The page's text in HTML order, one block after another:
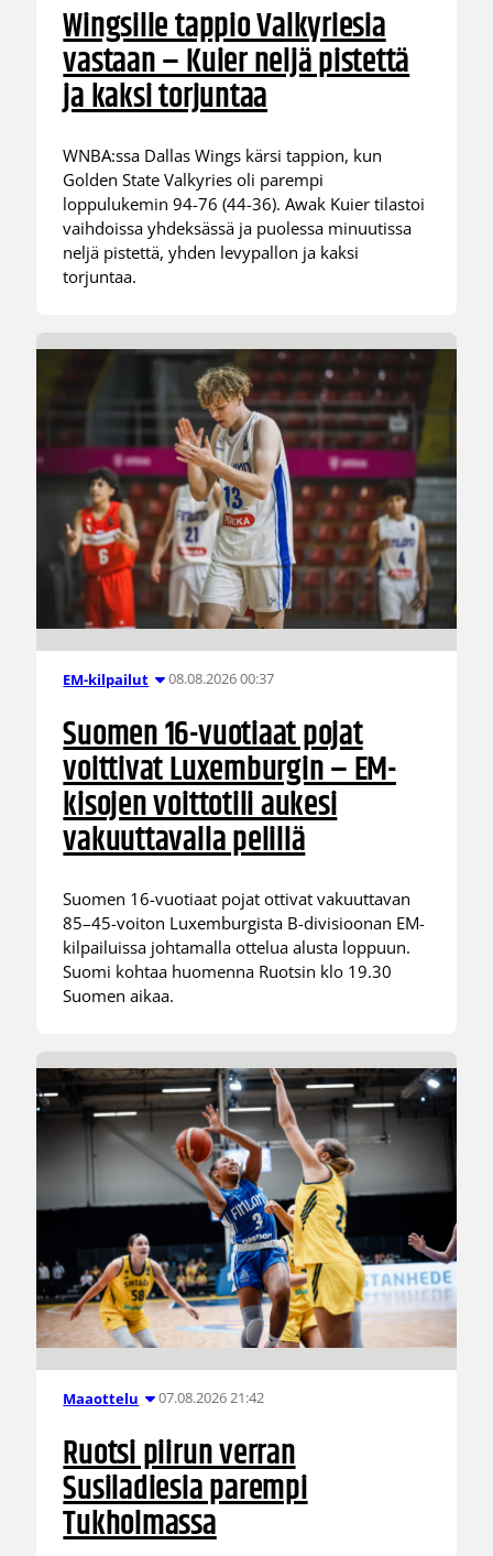
Wingsille tappio Valkyriesia
vastaan – Kuier neljä pistettä
ja kaksi torjuntaa
WNBA:ssa Dallas Wings kärsi tappion, kun
Golden State Valkyries oli parempi
loppulukemin 94-76 (44-36). Awak Kuier tilastoi
vaihdoissa yhdeksässä ja puolessa minuutissa
neljä pistettä, yhden levypallon ja kaksi
torjuntaa.
EM-kilpailut 08.08.2026 00:37
Suomen 16-vuotiaat pojat
voittivat Luxemburgin – EM-
kisojen voittotili aukesi
vakuuttavalla pelillä
Suomen 16-vuotiaat pojat ottivat vakuuttavan
85–45-voiton Luxemburgista B-divisioonan EM-
kilpailuissa johtamalla ottelua alusta loppuun.
Suomi kohtaa huomenna Ruotsin klo 19.30
Suomen aikaa.
Maaottelu 07.08.2026 21:42
Ruotsi piirun verran
Susiladiesia parempi
Tukholmassa